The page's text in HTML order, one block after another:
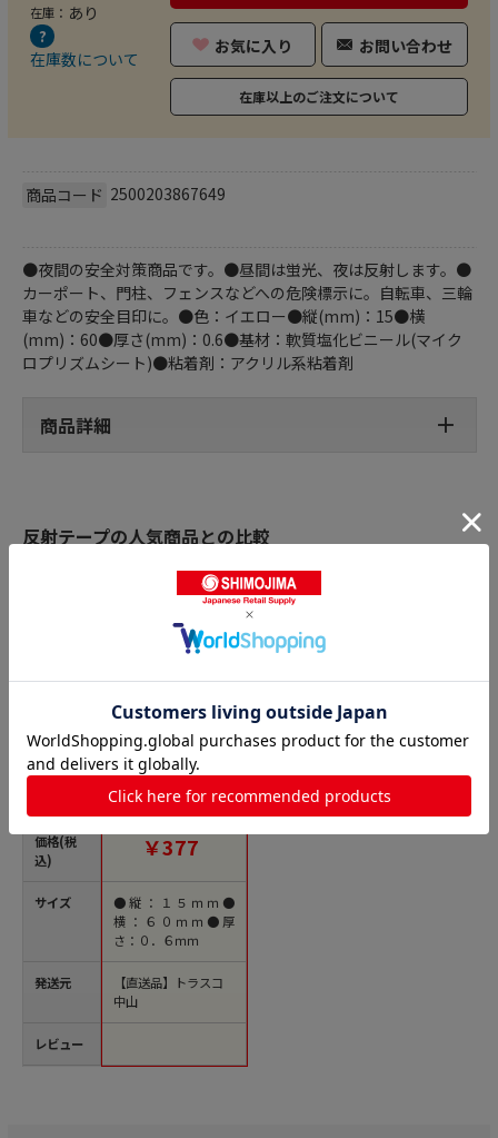
在庫： あり
在庫数について
お気に入り お問い合わせ
在庫以上のご注文について
商品コード 2500203867649
●夜間の安全対策商品です。●昼間は蛍光、夜は反射します。●
カーポート、門柱、フェンスなどへの危険標示に。自転車、三輪
車などの安全目印に。●色：イエロー●縦(mm)：15●横
(mm)：60●厚さ(mm)：0.6●基材：軟質塩化ビニール(マイク
ロプリズムシート)●粘着剤：アクリル系粘着剤
商品詳細
反射テープの人気商品との比較
商品名
価格(税
込)
サイズ
発送元
レビュー
トラスコ中山 マイス
ト 蛍光反射シートDX
（粘着剤付） イエロ
ー（5枚入り） 556-29
18 (ご注文単位1袋)
【直送品】￥377
●縦：１５ｍｍ●
横：６０ｍｍ●厚
さ：０．６ｍｍ
【直送品】トラスコ
中山